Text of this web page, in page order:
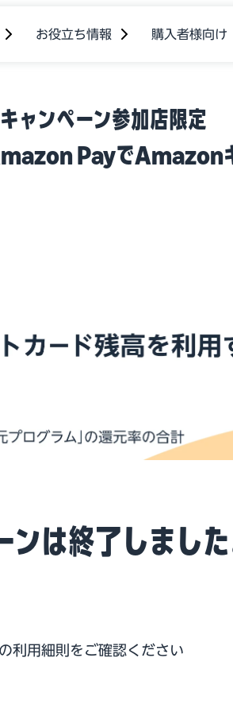
お役立ち情報 購入者様向け
ャンペーン参加店限定
PayでAmazon
ンは終了しまし
利用細則 をご確認ください